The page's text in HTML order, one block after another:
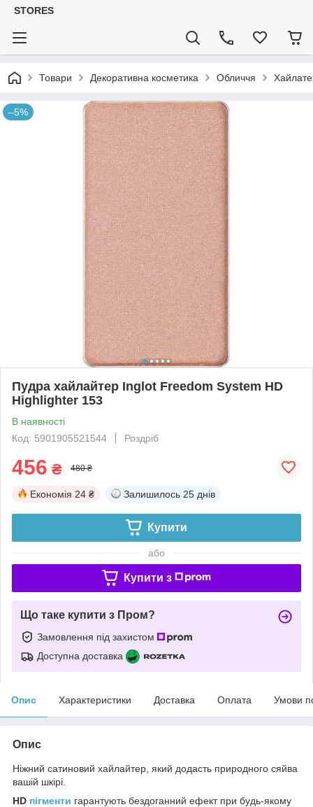
STORES
Товари Декоративна косметика Обличчя
–5%
Пудра хайлайтер Inglot Freedom System HD
Highlighter 153
В наявності
Код: 5901905521544
Роздріб
456 ₴ 480 ₴
Економія 24 ₴ Залишилось 25 днів
Купити
або
Купити з
Що таке купити з Пром?
Замовлення під захистом
Доступна доставка
Опис Характеристики Доставка Оплата Умови
Опис
Ніжний сатиновий хайлайтер, який додасть природного сяйва
вашій шкірі.
HD пігменти гарантують бездоганний ефект при будь-якому